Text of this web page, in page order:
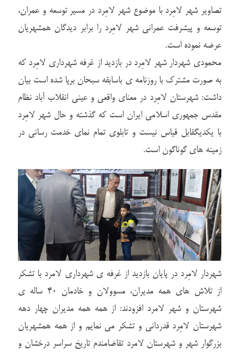
تصاویر شهر لامِرد با موضوع شهر لامِرد در مسیر توسعه و عمران،
توسعه و پیشرفت عمرانی شهر لامِرد را برابر دیدگان همشهریان
عرضه نموده است.
محمودی شهردار شهر لامِرد در بازدید از غرفه شهرداری لامِرد که
به صورت مشترک با روزنامه ی باسابقه سبحان برپا شده است بیان
داشت: شهرستان لامِرد در معنای واقعی و عینی انقلاب آباد نظام
مقدس جمهوری اسلامی ایران است که گذشته و حال شهر لامِرد
با یکدیگقابل قیاس نیست و تابلوی تمام نمای خدمت رسانی در
زمینه های گوناگون است.
شهردار لامِرد در پایان بازدید از غرفه ی شهرداری لامرد با تشکر
از تلاش های همه مدیران، مسوولان و خادمان ۴۰ ساله ی
شهرستان و شهر لامرد افزودند: از همه همه مدیران چهار دهه
شهرستان لامِرد قدردانی و تشکر می نمایم و از همه همشهریان
بزرگوار شهر و شهرستان لامرد تقاضامندم تاریخ سراسر درخشان و